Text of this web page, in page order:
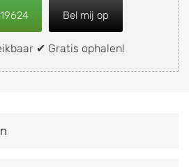
Bel mij op
✔ Gratis ophalen!
motor of brommobiel
aan een
buurt, deze zelf wegbrengen
laten ophalen op een
een vergoeding voor uw oude